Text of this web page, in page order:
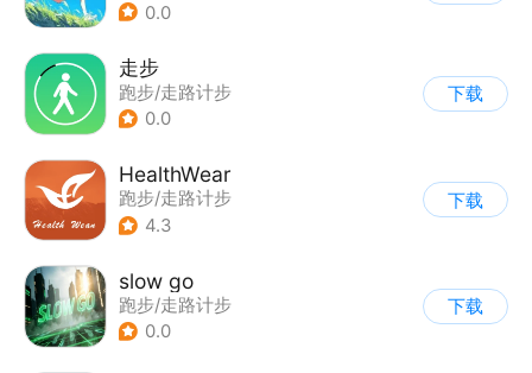
0.0
走步
跑步/走路计步
0.0
下载
HealthWear
跑步/走路计步
4.3
下载
slow go
跑步/走路计步
0.0
下载